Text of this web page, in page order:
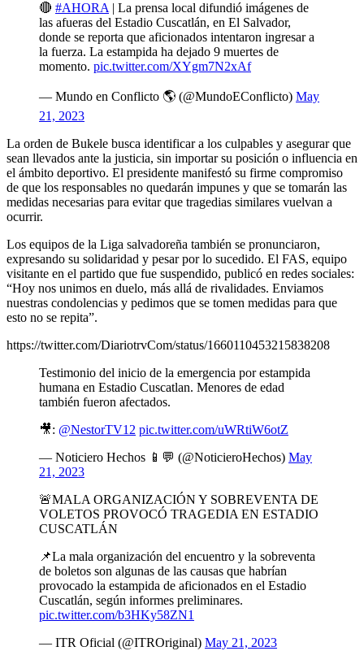
🔴 #AHORA | La prensa local difundió imágenes de
las afueras del Estadio Cuscatlán, en El Salvador,
donde se reporta que aficionados intentaron ingresar a
la fuerza. La estampida ha dejado 9 muertes de
momento. pic.twitter.com/XYgm7N2xAf
— Mundo en Conflicto 🌎 (@MundoEConflicto) May
21, 2023
La orden de Bukele busca identificar a los culpables y asegurar que
sean llevados ante la justicia, sin importar su posición o influencia en
el ámbito deportivo. El presidente manifestó su firme compromiso
de que los responsables no quedarán impunes y que se tomarán las
medidas necesarias para evitar que tragedias similares vuelvan a
ocurrir.
Los equipos de la Liga salvadoreña también se pronunciaron,
expresando su solidaridad y pesar por lo sucedido. El FAS, equipo
visitante en el partido que fue suspendido, publicó en redes sociales:
“Hoy nos unimos en duelo, más allá de rivalidades. Enviamos
nuestras condolencias y pedimos que se tomen medidas para que
esto no se repita”.
https://twitter.com/DiariotrvCom/status/1660110453215838208
Testimonio del inicio de la emergencia por estampida
humana en Estadio Cuscatlan. Menores de edad
también fueron afectados.
🎥: @NestorTV12 pic.twitter.com/uWRtiW6otZ
— Noticiero Hechos 📱💬 (@NoticieroHechos) May
21, 2023
🚨MALA ORGANIZACIÓN Y SOBREVENTA DE
VOLETOS PROVOCÓ TRAGEDIA EN ESTADIO
CUSCATLÁN
📌La mala organización del encuentro y la sobreventa
de boletos son algunas de las causas que habrían
provocado la estampida de aficionados en el Estadio
Cuscatlán, según informes preliminares.
pic.twitter.com/b3HKy58ZN1
— ITR Oficial (@ITROriginal) May 21, 2023